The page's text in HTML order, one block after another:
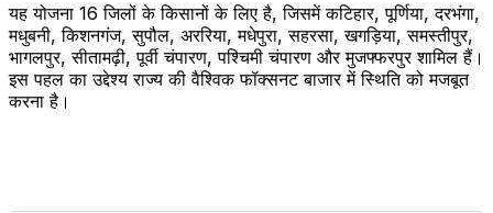
यह योजना 16 जिलों के किसानों के लिए है, जिसमें कटिहार, पूर्णिया, दरभंगा,
मधुबनी, किशनगंज, सुपौल, अररिया, मधेपुरा, सहरसा, खगड़िया, समस्तीपुर,
भागलपुर, सीतामढ़ी, पूर्वी चंपारण, पश्चिमी चंपारण और मुजफ्फरपुर शामिल हैं।
इस पहल का उद्देश्य राज्य की वैश्विक फॉक्सनट बाजार में स्थिति को मजबूत
करना है।